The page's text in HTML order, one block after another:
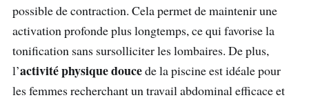
possible de contraction. Cela permet de maintenir une
activation profonde plus longtemps, ce qui favorise la
tonification sans sursolliciter les lombaires. De plus,
l’activité physique doucede la piscine est idéale pour
les femmes recherchant un travail abdominal efficace et